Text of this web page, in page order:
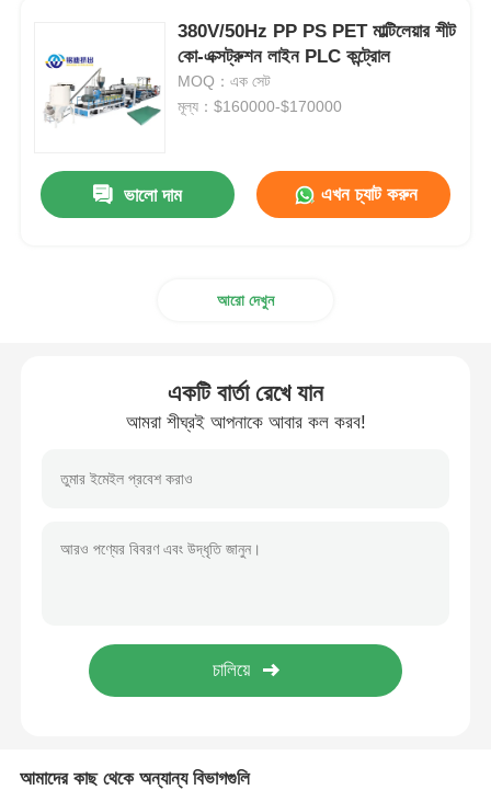
যমজ স্ক্রু এক্সট্রুশন লাইন
মাল্টিলেয়ার শীট কো এক্সট্রুশন লাইন
ফিনিস উৎপাদন লাইন
থার্মোফর্মিং শীট এক্সট্রুশন লাইন
পিপি শীট উৎপাদন লাইন
পিভিসি এজ ব্যান্ডিং এক্সট্রুশন লাইন
380V/50Hz PP PS PET মাল্টিলেয়ার শীট
কো-এক্সট্রুশন লাইন PLC কন্ট্রোল
MOQ：এক সেট
মূল্য：$160000-$170000
ভালো দাম এখন চ্যাট করুন
আরো দেখুন
একটি বার্তা রেখে যান
আমরা শীঘ্রই আপনাকে আবার কল করব!
আমাদের কাছ থেকে অন্যান্য বিভাগগুলি